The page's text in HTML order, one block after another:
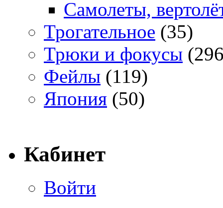
Самолеты,
Трогательное (35)
Трюки и фокусы
Фейлы (119)
Япония (50)
Кабинет
Войти